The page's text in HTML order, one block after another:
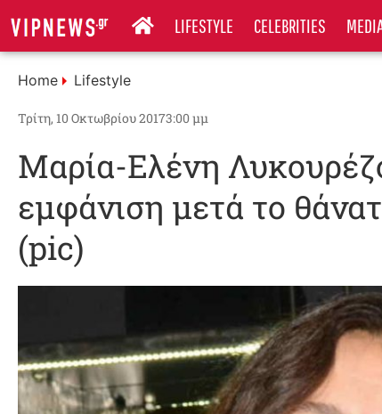
LIFESTYLE CELEBRITIES
Home Lifestyle
Τρίτη, 10 Οκτωβρίου 20173:00 μμ
Μαρία-Ελένη
εμφάνιση μετά το
(pic)